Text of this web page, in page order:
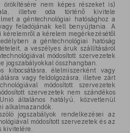
nem képes részeket is)
illetve oda történő kivitele
a géntechnológiai hatósághoz a
feladójának kell benyújtania. A
a kérelem megérkezésétől
a géntechnológiai hatóság
a veszélyes áruk szállításáról
módosított szervezetek
jogszabályokkal összhangban.
kibocsátásra, élelmiszerként vagy
vagy feldolgozásra, illetve zárt
módosított szervezetek
szervezetek nem szándékos
általános hatályú, közvetlenül
alkalmazandók.
jogszabályok rendelkezései az
módosított szervezetek és az
kivitelére.